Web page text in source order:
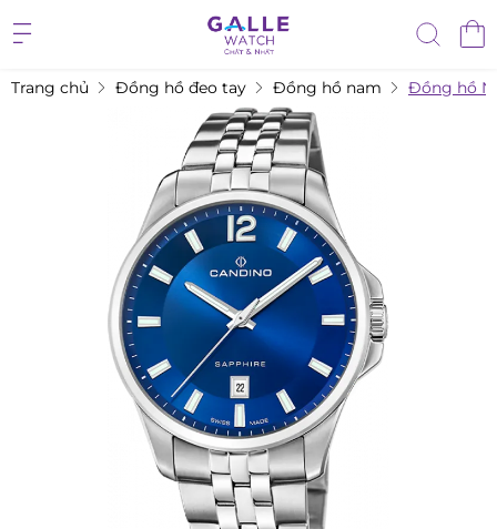
Trang chủ Đồng hồ đeo tay Đồng hồ nam Đồng hồ